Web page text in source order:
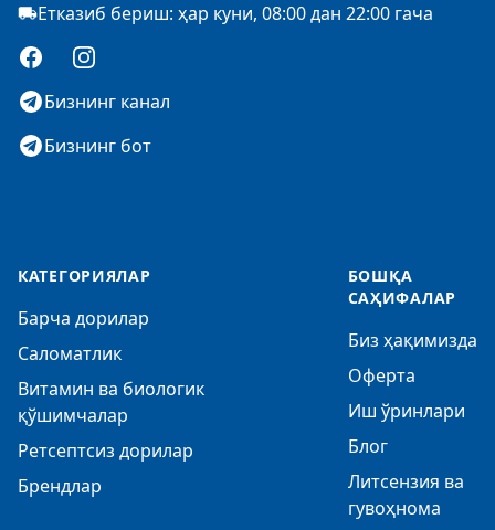
Етказиб бериш: ҳар куни, 08:00 дан 22:00 гача
FacebookInstagram
Бизнинг канал
Бизнинг бот
КАТЕГОРИЯЛАР
Барча дорилар
Саломатлик
Витамин ва биологик
қўшимчалар
Ретсептсиз дорилар
Брендлар
БОШҚА
САҲИФАЛАР
Биз ҳақимизда
Оферта
Иш ўринлари
Блог
Литсензия ва
гувоҳнома